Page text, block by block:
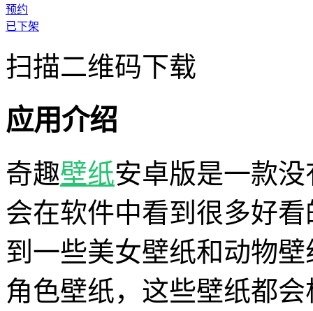
预约
已下架
扫描二维码下载
应用介绍
奇趣壁纸安卓版是一款
会在软件中看到很多好看
到一些美女壁纸和动物
角色壁纸，这些壁纸都